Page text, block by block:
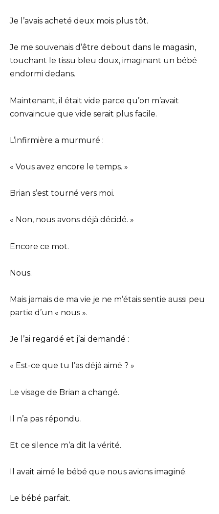
Je l’avais acheté deux mois plus tôt.
Je me souvenais d’être debout dans le magasin,
touchant le tissu bleu doux, imaginant un bébé
endormi dedans.
Maintenant, il était vide parce qu’on m’avait
convaincue que vide serait plus facile.
L’infirmière a murmuré :
« Vous avez encore le temps. »
Brian s’est tourné vers moi.
« Non, nous avons déjà décidé. »
Encore ce mot.
Nous.
Mais jamais de ma vie je ne m’étais sentie aussi peu
partie d’un « nous ».
Je l’ai regardé et j’ai demandé :
« Est-ce que tu l’as déjà aimé ? »
Le visage de Brian a changé.
Il n’a pas répondu.
Et ce silence m’a dit la vérité.
Il avait aimé le bébé que nous avions imaginé.
Le bébé parfait.